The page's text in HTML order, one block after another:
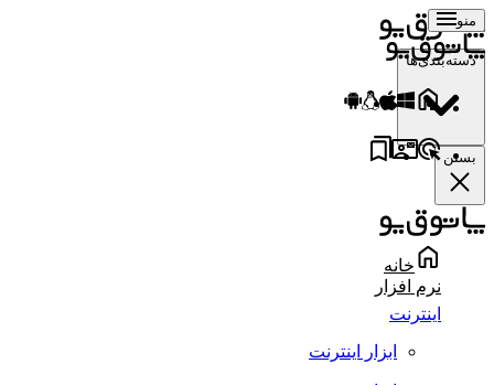
منو
دسته‌بندی‌ها
بستن
خانه
نرم افزار
اینترنت
ابزار اینترنت